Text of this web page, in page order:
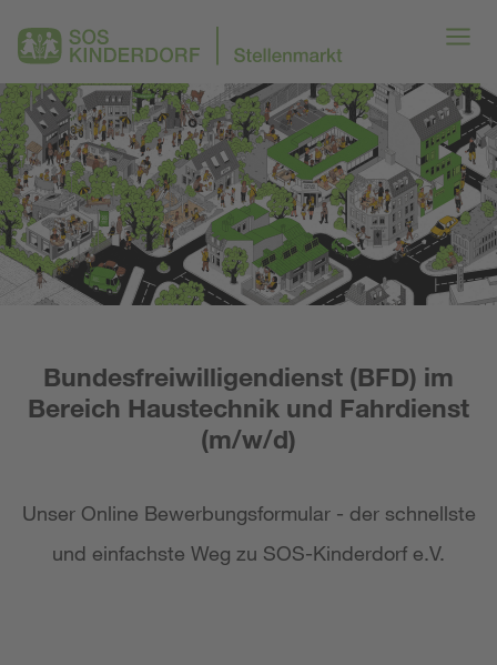
Bundesfreiwilligendienst (BFD) im
Bereich Haustechnik und Fahrdienst
(m/w/d)
Unser Online Bewerbungsformular - der schnellste
und einfachste Weg zu SOS-Kinderdorf e.V.